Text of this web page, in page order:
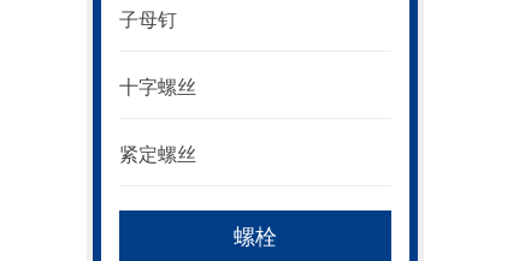
子母钉
十字螺丝
紧定螺丝
螺栓